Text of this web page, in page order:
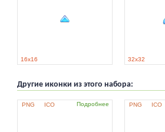
16x16 32x32
Другие иконки из этого набора:
PNG ICO Подробнее PNG ICO